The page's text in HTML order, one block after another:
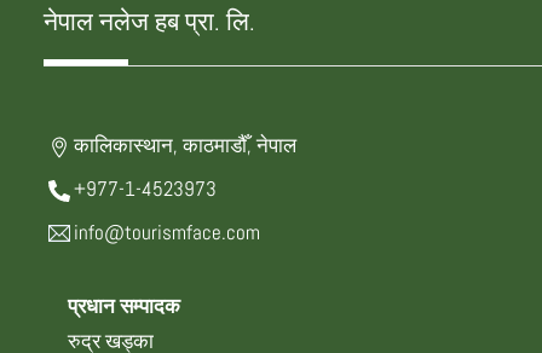
नेपाल नलेज हब प्रा. लि.
कालिकास्थान, काठमाडौँ, नेपाल
+977-1-4523973
info@tourismface.com
प्रधान सम्पादक
रुद्र खड्का